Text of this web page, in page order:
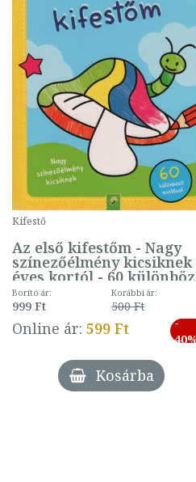
Kifestő
Az első kifestőm - Nagy
színezőélmény kicsiknek
éves kortól - 60
mintával (gombás)
Borító ár:
999 Ft
Korábbi ár:
500 Ft
Online ár: 599 Ft
-
Kosárba